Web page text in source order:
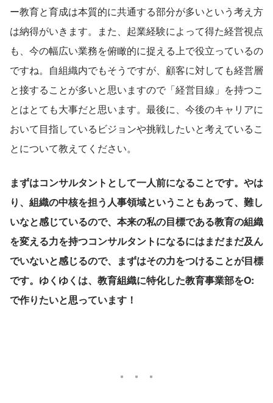
ー教育と育成は本質的に共通する部分が多いという考え方
は納得がいきます。また、起業経験によって得た経営視点
も、今の幅広い業務を俯瞰的に捉える上で役立っているの
ですね。自組織内でもそうですが、顧客に対しても経営層
と接することが多いと思いますので「経営目線」を持つこ
とはとても大事だと思います。最後に、今後のキャリアに
おいて目指しているビジョンや挑戦したいと考えているこ
とについて教えてください。
まずはコンサルタントとして一人前になることです。やは
り、組織の中核を担う人事領域ということもあって、難し
いなと感じているので、本来の私の目標である教育の組織
を変える力を持つコンサルタントになるにはまだまだ及ん
でいないと感じるので、まずはその力をつけることが目標
です。ゆくゆくは、教育組織に特化した教育事業部をO:
で作りたいと思っています！